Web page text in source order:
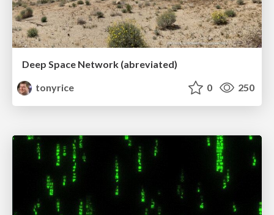
Deep Space Network (abreviated)
tonyrice
0 250